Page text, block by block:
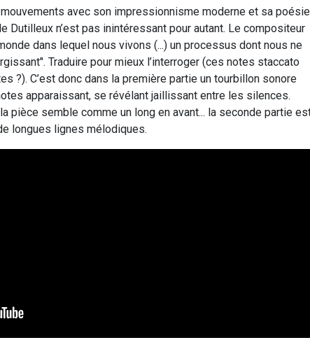
avec son impressionnisme moderne et sa
Dutilleux n’est pas inintéressant pour autant. Le compositeur
dans lequel nous vivons (...) un processus dont nous ne
Traduire pour mieux l’interroger (ces notes staccato
?). C’est donc dans la première partie un tourbillon sonore
apparaissant, se révélant jaillissant entre les silences.
pièce semble comme un long en avant... la seconde partie
longues lignes mélodiques.